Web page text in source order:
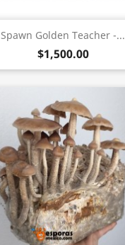
Spawn Golden Teacher -...
$1,500.00